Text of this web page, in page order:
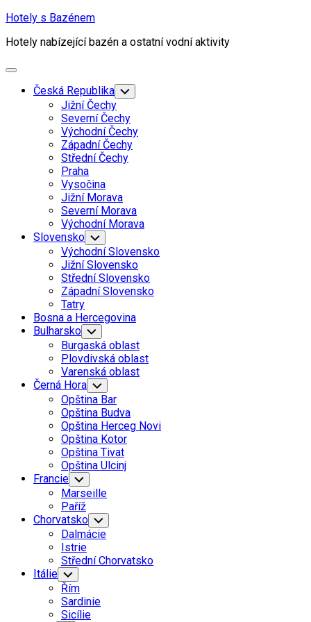
Skip
content
Hotely s Bazénem
Hotely nabízející bazén a ostatní vodní aktivity
Expand
Česká Republika Toggle
Child
Menu
Jižní Čechy
Severní Čechy
Východní Čechy
Západní Čechy
Střední Čechy
Praha
Vysočina
Jižní Morava
Severní Morava
Východní Morava
Slovensko Toggle
Child
Menu
Východní Slovensko
Jižní Slovensko
Střední Slovensko
Západní Slovensko
Tatry
Bosna a Hercegovina
Bulharsko Toggle
Child
Menu
Burgaská oblast
Plovdivská oblast
Varenská oblast
Černá Hora Toggle
Child
Menu
Opština Bar
Opština Budva
Opština Herceg Novi
Opština Kotor
Opština Tivat
Opština Ulcinj
Francie Toggle
Child
Menu
Marseille
Paříž
Chorvatsko Toggle
Child
Menu
Dalmácie
Istrie
Střední Chorvatsko
Itálie Toggle
Child
Menu
Řím
Sardinie
Sicílie